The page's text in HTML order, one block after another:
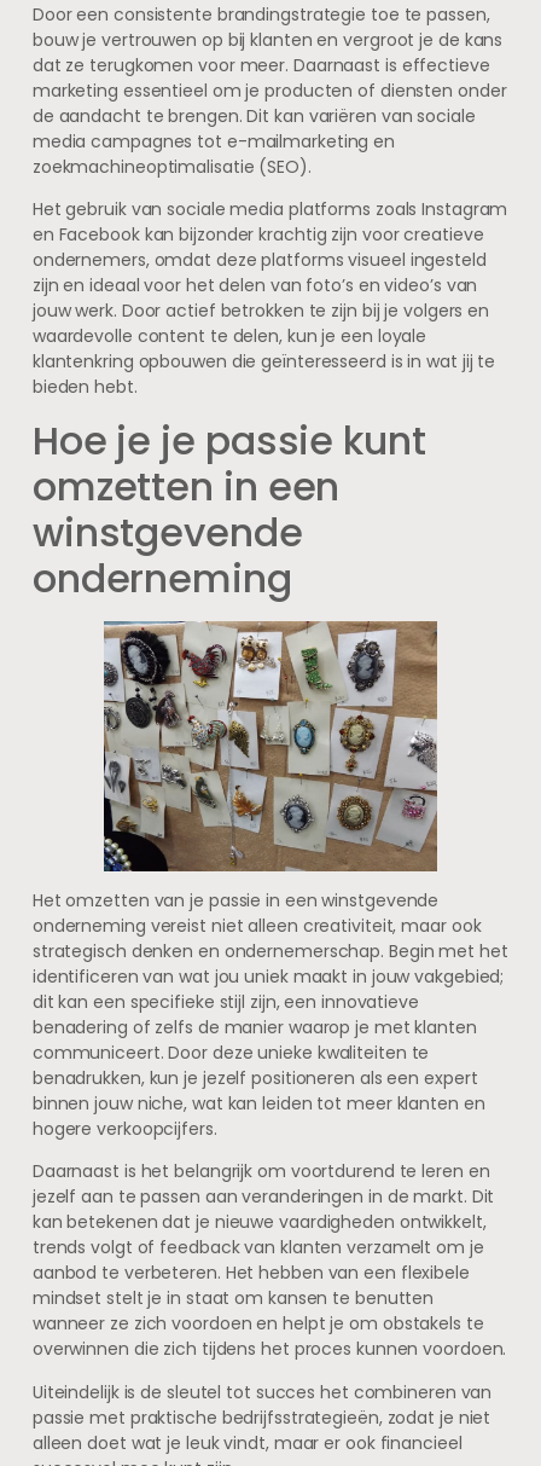
Door een consistente brandingstrategie toe te passen,
bouw je vertrouwen op bij klanten en vergroot je de kans
dat ze terugkomen voor meer. Daarnaast is effectieve
marketing essentieel om je producten of diensten onder
de aandacht te brengen. Dit kan variëren van sociale
media campagnes tot e-mailmarketing en
zoekmachineoptimalisatie (SEO).
Het gebruik van sociale media platforms zoals Instagram
en Facebook kan bijzonder krachtig zijn voor creatieve
ondernemers, omdat deze platforms visueel ingesteld
zijn en ideaal voor het delen van foto’s en video’s van
jouw werk. Door actief betrokken te zijn bij je volgers en
waardevolle content te delen, kun je een loyale
klantenkring opbouwen die geïnteresseerd is in wat jij te
bieden hebt.
Hoe je je passie kunt
omzetten in een
winstgevende
onderneming
Het omzetten van je passie in een winstgevende
onderneming vereist niet alleen creativiteit, maar ook
strategisch denken en ondernemerschap. Begin met het
identificeren van wat jou uniek maakt in jouw vakgebied;
dit kan een specifieke stijl zijn, een innovatieve
benadering of zelfs de manier waarop je met klanten
communiceert. Door deze unieke kwaliteiten te
benadrukken, kun je jezelf positioneren als een expert
binnen jouw niche, wat kan leiden tot meer klanten en
hogere verkoopcijfers.
Daarnaast is het belangrijk om voortdurend te leren en
jezelf aan te passen aan veranderingen in de markt. Dit
kan betekenen dat je nieuwe vaardigheden ontwikkelt,
trends volgt of feedback van klanten verzamelt om je
aanbod te verbeteren. Het hebben van een flexibele
mindset stelt je in staat om kansen te benutten
wanneer ze zich voordoen en helpt je om obstakels te
overwinnen die zich tijdens het proces kunnen voordoen.
Uiteindelijk is de sleutel tot succes het combineren van
passie met praktische bedrijfsstrategieën, zodat je niet
alleen doet wat je leuk vindt, maar er ook financieel